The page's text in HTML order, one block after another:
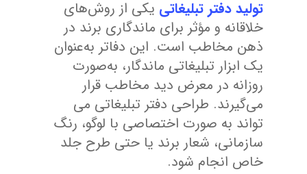
تولید دفتر تبلیغاتی یکی از روش‌های
خلاقانه و مؤثر برای ماندگاری برند در
ذهن مخاطب است. این دفاتر به‌عنوان
یک ابزار تبلیغاتی ماندگار، به‌صورت
روزانه در معرض دید مخاطب قرار
می‌گیرند. طراحی دفتر تبلیغاتی می
تواند به صورت اختصاصی با لوگو، رنگ
سازمانی، شعار برند یا حتی طرح جلد
خاص انجام شود.